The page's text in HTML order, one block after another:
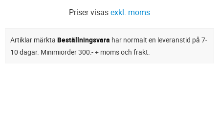
Priser visasexkl. moms
Artiklar märkta Beställningsvara har normalt en leveranstid på 7-
10 dagar. Minimiorder 300:- + moms och frakt.